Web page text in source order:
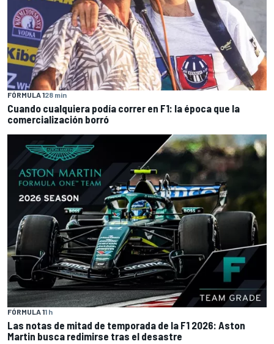
FÓRMULA 128 min
Cuando cualquiera podía correr en F1: la época que la
comercialización borró
FÓRMULA 11 h
Las notas de mitad de temporada de la F1 2026: Aston
Martin busca redimirse tras el desastre